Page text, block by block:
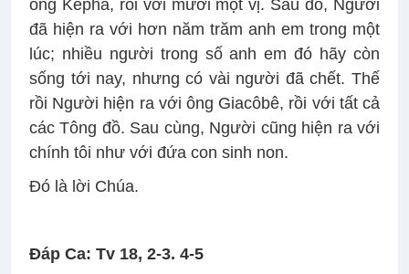
ông Kêpha, rồi với mười một vị. Sau đó, Người
đã hiện ra với hơn năm trăm anh em trong một
lúc; nhiều người trong số anh em đó hãy còn
sống tới nay, nhưng có vài người đã chết. Thế
rồi Người hiện ra với ông Giacôbê, rồi với tất cả
các Tông đồ. Sau cùng, Người cũng hiện ra với
chính tôi như với đứa con sinh non.
Ðó là lời Chúa.
Ðáp Ca: Tv 18, 2-3. 4-5